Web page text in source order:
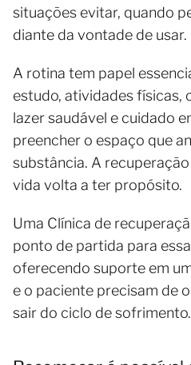
situações evitar, quando
diante da vontade de usar.
A rotina tem papel
estudo, atividades físicas,
lazer saudável e cuidado
preencher o espaço que
substância. A
vida volta a ter propósito.
Uma Clínica de
ponto de partida para
oferecendo suporte em
e o paciente precisam de
sair do ciclo de sofrimento.